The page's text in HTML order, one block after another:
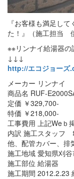
『お客様も満足し
た！』（施工担当
※※リンナイ給湯器
↓↓↓
http://エコジョーズ
メーカー リンナイ
商品名 RUF-
定価 ￥329,700-
特価 ￥218,000-
工事費用 上記Weｂ
内訳 施工スタッフ
他、配管カバー、排
施工地域 愛知県刈
施工部位 給湯器
施工期間 2012.2.23